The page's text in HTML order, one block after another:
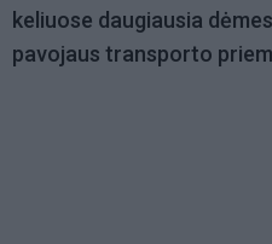
keliuose daugiausia
pavojaus transporto